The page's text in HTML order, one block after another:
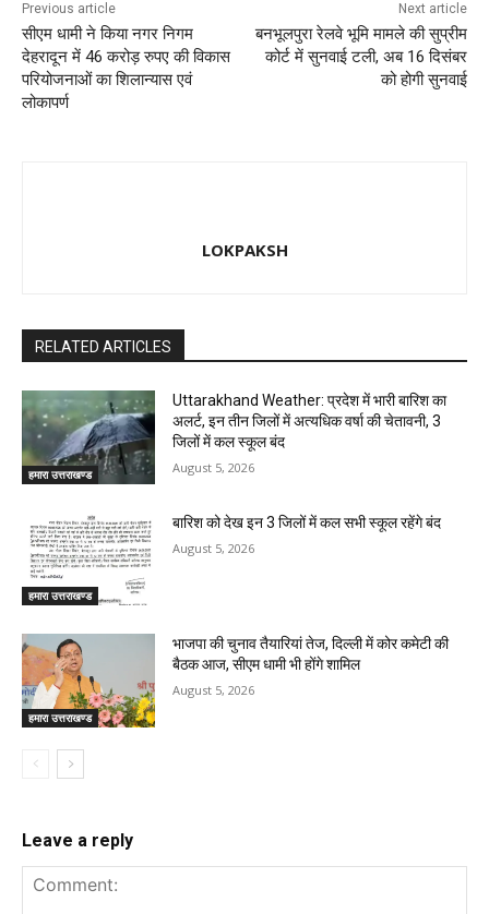
Previous article
सीएम धामी ने किया नगर निगम
देहरादून में 46 करोड़ रुपए की विकास
परियोजनाओं का शिलान्यास एवं
लोकापर्ण
Next article
बनभूलपुरा रेलवे भूमि मामले की सुप्रीम
कोर्ट में सुनवाई टली, अब 16 दिसंबर
को होगी सुनवाई
LOKPAKSH
RELATED ARTICLES
हमारा उत्तराखण्ड
Uttarakhand Weather: प्रदेश में भारी बारिश का
अलर्ट, इन तीन जिलों में अत्यधिक वर्षा की चेतावनी, 3
जिलों में कल स्कूल बंद
August 5, 2026
हमारा उत्तराखण्ड
बारिश को देख इन 3 जिलों में कल सभी स्कूल रहेंगे बंद
August 5, 2026
हमारा उत्तराखण्ड
भाजपा की चुनाव तैयारियां तेज, दिल्ली में कोर कमेटी की
बैठक आज, सीएम धामी भी होंगे शामिल
August 5, 2026
Leave a reply